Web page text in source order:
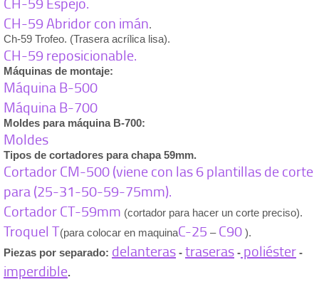
CH-59 Abridor con imán.
Ch-59 Trofeo. (Trasera acrílica lisa).
CH-59 reposicionable.
Máquinas de montaje:
Máquina B-500
Máquina B-700
Moldes para máquina B-700:
Moldes
Tipos de cortadores para chapa 59mm.
Cortador CM-500 (viene con las 6 plantillas de corte
para (25-31-50-59-75mm).
Cortador CT-59mm (cortador para hacer un corte preciso).
Troquel T(para colocar en maquinaC-25 – C90 ).
Piezas por separado: delanteras - traseras - poliéster -
imperdible.